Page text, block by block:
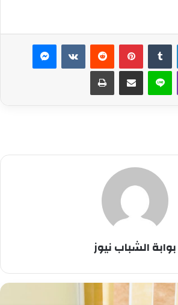
لينكدإن بينتيريست ماسنجر
ڤايبر لاين مشاركة عبر البريد طباعة
بوابة الشباب نيوز